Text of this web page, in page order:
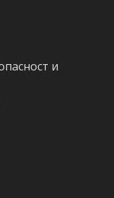
и